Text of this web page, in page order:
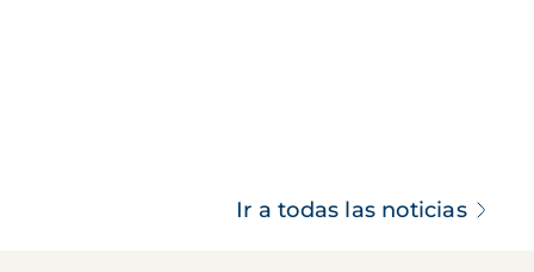
Ir a todas las noticias